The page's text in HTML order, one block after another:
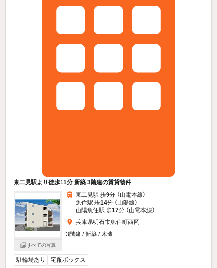
東二見駅より徒歩11分 新築 3階建の賃貸物件
すべての写真
東二見駅 歩9分 （山電本線）
魚住駅 歩14分 （山陽線）
山陽魚住駅 歩17分 （山電本線）
兵庫県明石市魚住町西岡
3階建 / 新築 / 木造
駐輪場あり 宅配ボックス